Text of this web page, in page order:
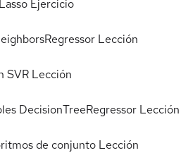
Ejercicio
Lección
SVR Lección
DecisionTreeRegressor Lección
de conjunto Lección